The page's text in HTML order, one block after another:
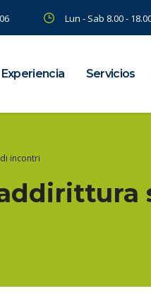
Lun - Sab 8.00 -
Experiencia Servicios
incontri